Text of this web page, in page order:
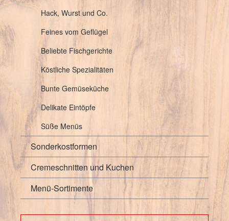
Hack, Wurst und Co.
Feines vom Geflügel
Beliebte Fischgerichte
Köstliche Spezialitäten
Bunte Gemüseküche
Delikate Eintöpfe
Süße Menüs
Sonderkostformen
Cremeschnitten und Kuchen
Menü-Sortimente